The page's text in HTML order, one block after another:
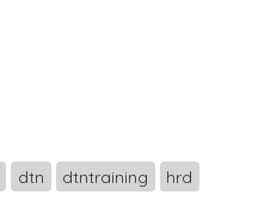
dtn dtntraining
hrd